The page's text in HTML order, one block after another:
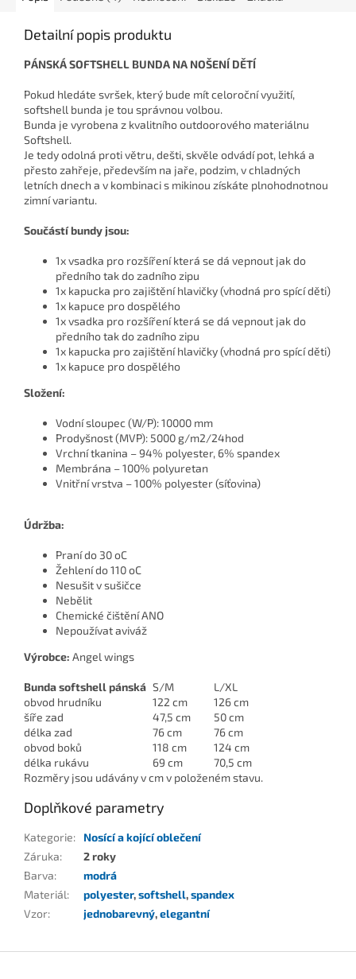
Detailní popis produktu
PÁNSKÁ SOFTSHELL BUNDA NA NOŠENÍ DĚTÍ
Pokud hledáte svršek, který bude mít celoroční využití,
softshell bunda je tou správnou volbou.
Bunda je vyrobena z kvalitního outdoorového materiálnu
Softshell.
Je tedy odolná proti větru, dešti, skvěle odvádí pot, lehká a
přesto zahřeje, především na jaře, podzim, v chladných
letních dnech a v kombinaci s mikinou získáte plnohodnotnou
zimní variantu.
Součástí bundy jsou:
1x vsadka pro rozšíření která se dá vepnout jak do
předního tak do zadního zipu
1x kapucka pro zajištění hlavičky (vhodná pro spící děti)
1x kapuce pro dospělého
1x vsadka pro rozšíření která se dá vepnout jak do
předního tak do zadního zipu
1x kapucka pro zajištění hlavičky (vhodná pro spící děti)
1x kapuce pro dospělého
Složení:
Vodní sloupec (W/P): 10000 mm
Prodyšnost (MVP): 5000 g/m2/24hod
Vrchní tkanina – 94% polyester, 6% spandex
Membrána – 100% polyuretan
Vnitřní vrstva – 100% polyester (síťovina)
Údržba:
Praní do 30 oC
Žehlení do 110 oC
Nesušit v sušičce
Nebělit
Chemické čištění ANO
Nepoužívat aviváž
Výrobce: Angel wings
Bunda softshell pánská S/M
L/XL
obvod hrudníku
122 cm
126 cm
šíře zad
47,5 cm
50 cm
délka zad
76 cm
76 cm
obvod boků
118 cm
124 cm
délka rukávu
69 cm
70,5 cm
Rozměry jsou udávány v cm v položeném stavu.
Doplňkové parametry
Kategorie:
Nosící a kojící oblečení
Záruka:
2 roky
Barva:
modrá
Materiál: polyester,softshell,spandex
Vzor: jednobarevný,elegantní